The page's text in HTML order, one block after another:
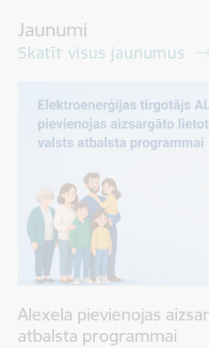
Jaunumi
Skatīt visus jaunumus
Alexela pievienojas
atbalsta programmai